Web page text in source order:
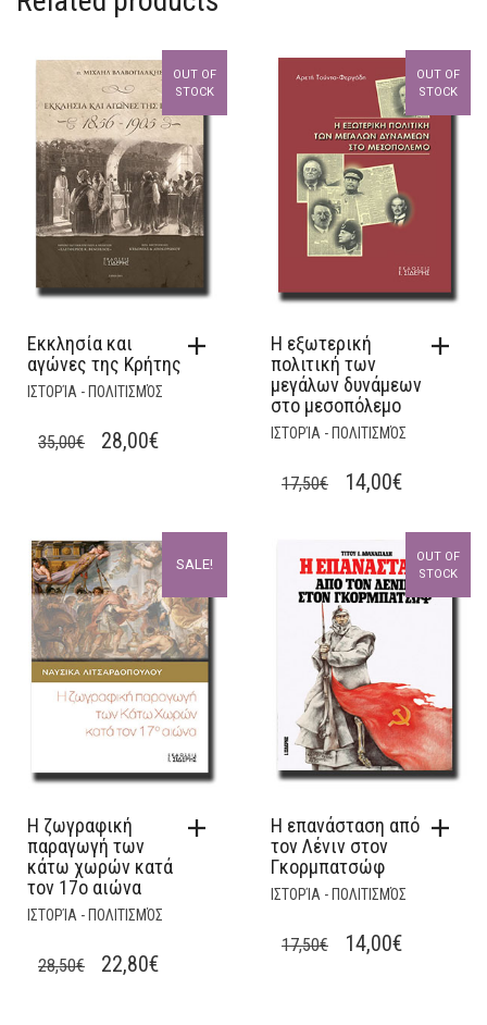
OUT OF
STOCK
Εκκλησία και
αγώνες της Κρήτης
ΙΣΤΟΡΊΑ - ΠΟΛΙΤΙΣΜΌΣ
35,00€
ORIGINAL
28,00€CURRENT
28,00€.
OUT OF
STOCK
Η εξωτερική
πολιτική των
μεγάλων δυνάμεων
στο μεσοπόλεμο
ΙΣΤΟΡΊΑ - ΠΟΛΙΤΙΣΜΌΣ
17,50€
ORIGINAL
17,50€.
14,00€CURRENT
14,00€.
SALE!
Η ζωγραφική
παραγωγή των
κάτω χωρών κατά
τον 17ο αιώνα
ΙΣΤΟΡΊΑ - ΠΟΛΙΤΙΣΜΌΣ
28,50€
ORIGINAL
22,80€CURRENT
OUT OF
STOCK
Η επανάσταση από
τον Λένιν στον
Γκορμπατσώφ
ΙΣΤΟΡΊΑ - ΠΟΛΙΤΙΣΜΌΣ
17,50€
ORIGINAL
14,00€CURRENT